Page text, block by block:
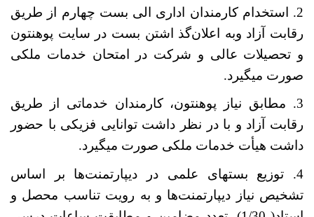
2. استخدام کارمندان اداری الی بست چهارم از طریق
رقابت آزاد وبه اعلانگذ اشتن بست در سایت پوهنتون
و تحصیلات عالی و شرکت در امتحان خدمات ملکی
صورت می­گیرد.
3. مطابق نیاز پوهنتون، کارمندان خدماتی از طریق
رقابت آزاد و با در نظر داشت توانایی فزیکی با حضور
داشت هیأت خدمات ملکی صورت می­گیرد.
4. توزیع بست­های علمی در دیپارتمنت
ها بر اساس
تشخیص نیاز دیپارتمنتها و به رویت تناسب محصل و